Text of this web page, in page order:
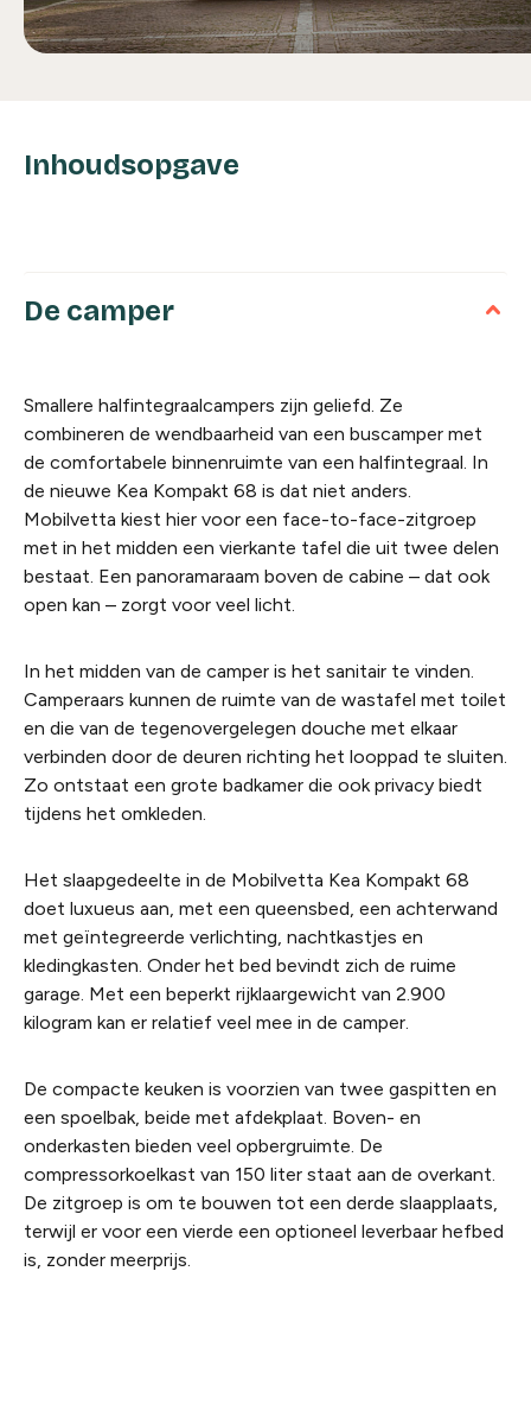
Inhoudsopgave
De camper
Smallere halfintegraalcampers zijn geliefd. Ze
combineren de wendbaarheid van een buscamper met
de comfortabele binnenruimte van een halfintegraal. In
de nieuwe Kea Kompakt 68 is dat niet anders.
Mobilvetta kiest hier voor een face-to-face-zitgroep
met in het midden een vierkante tafel die uit twee delen
bestaat. Een panoramaraam boven de cabine – dat ook
open kan – zorgt voor veel licht.
In het midden van de camper is het sanitair te vinden.
Camperaars kunnen de ruimte van de wastafel met toilet
en die van de tegenovergelegen douche met elkaar
verbinden door de deuren richting het looppad te sluiten.
Zo ontstaat een grote badkamer die ook privacy biedt
tijdens het omkleden.
Het slaapgedeelte in de Mobilvetta Kea Kompakt 68
doet luxueus aan, met een queensbed, een achterwand
met geïntegreerde verlichting, nachtkastjes en
kledingkasten. Onder het bed bevindt zich de ruime
garage. Met een beperkt rijklaargewicht van 2.900
kilogram kan er relatief veel mee in de camper.
De compacte keuken is voorzien van twee gaspitten en
een spoelbak, beide met afdekplaat. Boven- en
onderkasten bieden veel opbergruimte. De
compressorkoelkast van 150 liter staat aan de overkant.
De zitgroep is om te bouwen tot een derde slaapplaats,
terwijl er voor een vierde een optioneel leverbaar hefbed
is, zonder meerprijs.